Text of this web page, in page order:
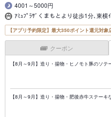
4001～5000円
ｱﾐｭﾌﾟﾗｻﾞくまもとより徒歩1分､東横
【アプリ予約限定】最大350ポイント還元対象
クーポン
【8月～9月】造り・揚物・ヒノモト豚のソ
【8月～9月】造り・揚物・肥後赤牛ステー